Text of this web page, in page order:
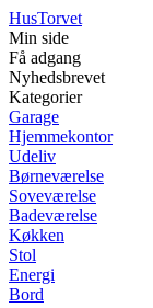
HusTorvet
Min side
Få adgang
Nyhedsbrevet
Kategorier
Garage
Hjemmekontor
Udeliv
Børneværelse
Soveværelse
Badeværelse
Køkken
Stol
Energi
Bord